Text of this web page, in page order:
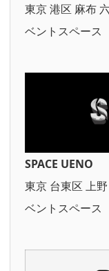
東京 港区 麻布
ベントスペース
SPACE UENO
東京 台東区 上
ベントスペース